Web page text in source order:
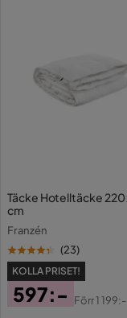
Täcke Hotelltäcke 220
cm
Franzén
(23)
KOLLA PRISET!
597:-
Förr1 199:-